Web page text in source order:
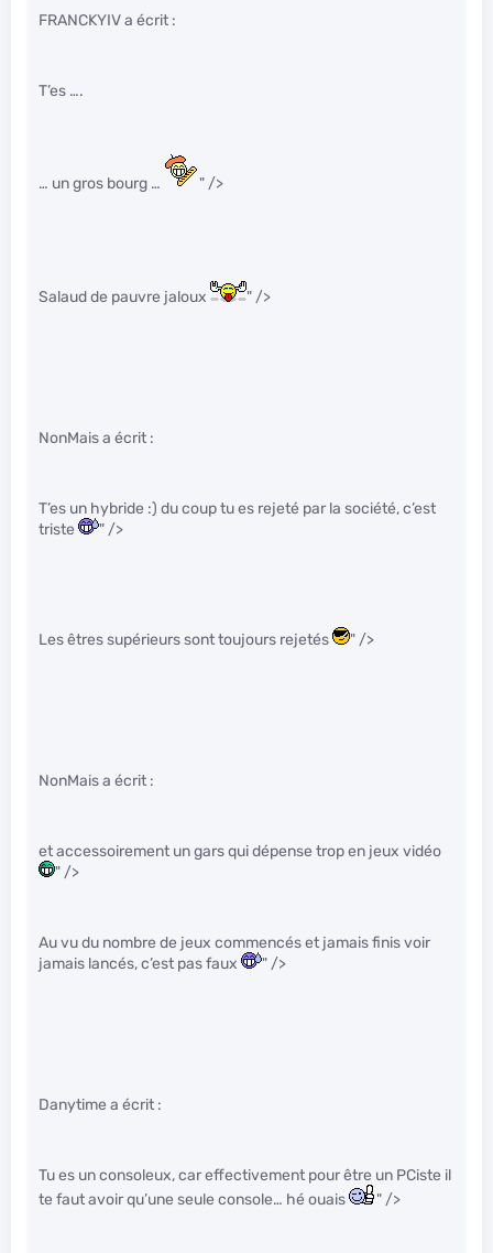
FRANCKYIV a écrit :
T’es ….
… un gros bourg … " />
Salaud de pauvre jaloux " />
NonMais a écrit :
T’es un hybride :) du coup tu es rejeté par la société, c’est
triste
" />
Les êtres supérieurs sont toujours rejetés " />
NonMais a écrit :
et accessoirement un gars qui dépense trop en jeux vidéo
" />
Au vu du nombre de jeux commencés et jamais finis voir
jamais lancés, c’est pas faux
" />
Danytime a écrit :
Tu es un consoleux, car effectivement pour être un PCiste il
te faut avoir qu’une seule console… hé ouais
" />